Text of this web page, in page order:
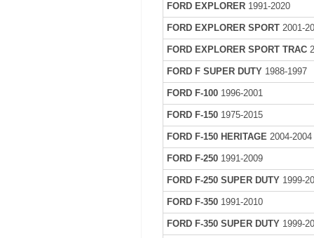
FORD EXPLORER 1991-2020
FORD EXPLORER SPORT 2001-
FORD EXPLORER SPORT TRAC
FORD F SUPER DUTY 1988-1997
FORD F-100 1996-2001
FORD F-150 1975-2015
FORD F-150 HERITAGE 2004-2004
FORD F-250 1991-2009
FORD F-250 SUPER DUTY 1999-
FORD F-350 1991-2010
FORD F-350 SUPER DUTY 1999-